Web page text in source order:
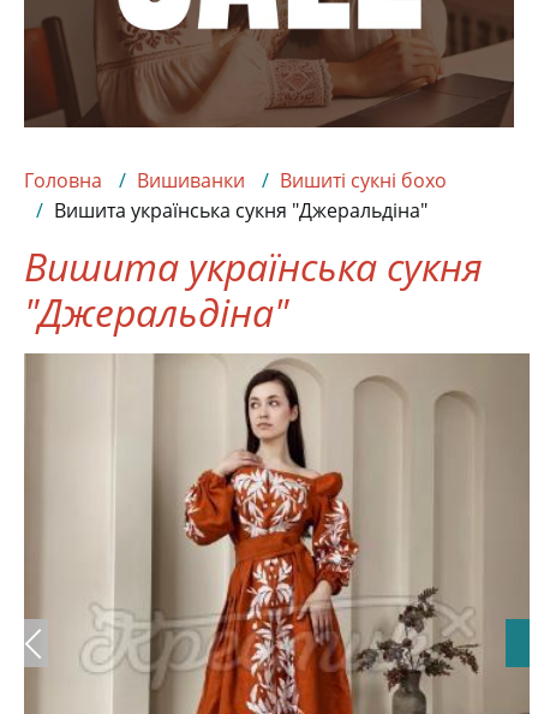
Головна Вишиванки
Вишиті сукні бохо
Вишита українська сукня "Джеральдіна"
Вишита українська сукня
"Джеральдіна"